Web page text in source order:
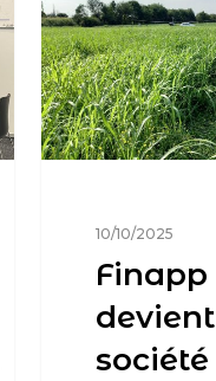
10/10/2025
Finapp